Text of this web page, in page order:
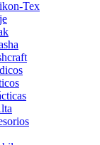
Tex